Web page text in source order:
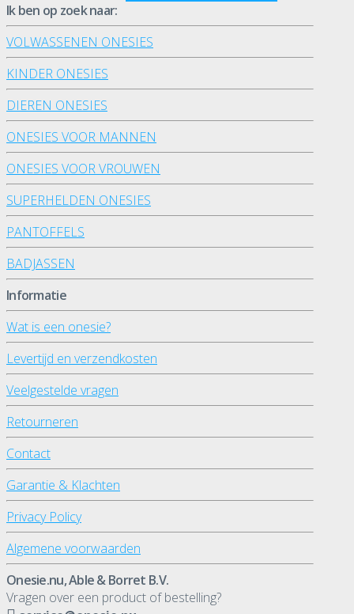
Ik ben op zoek naar:
VOLWASSENEN ONESIES
KINDER ONESIES
DIEREN ONESIES
ONESIES VOOR MANNEN
ONESIES VOOR VROUWEN
SUPERHELDEN ONESIES
PANTOFFELS
BADJASSEN
Informatie
Wat is een onesie?
Levertijd en verzendkosten
Veelgestelde vragen
Retourneren
Contact
Garantie & Klachten
Privacy Policy
Algemene voorwaarden
Onesie.nu, Able & Borret B.V.
Vragen over een product of bestelling?